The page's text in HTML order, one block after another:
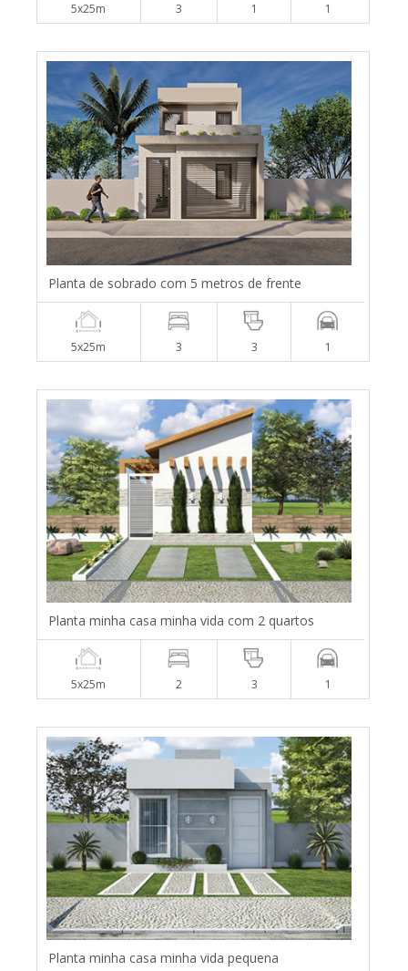
5x25m 3 1 1
Planta de sobrado com 5 metros de frente
5x25m 3 3 1
Planta minha casa minha vida com 2 quartos
5x25m 2 3 1
Planta minha casa minha vida pequena